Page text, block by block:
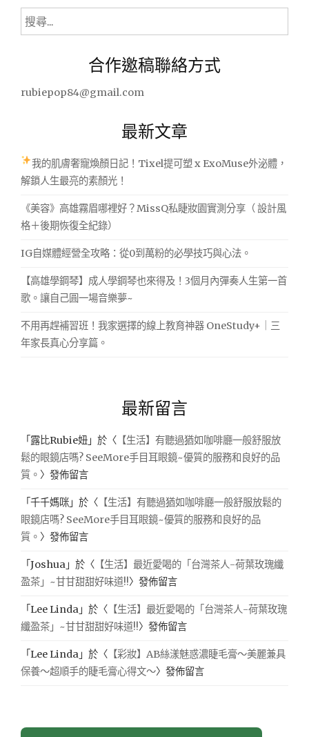
搜
尋
合作邀稿聯絡方式
rubiepop84@gmail.com
最新文章
我的肌膚奢寵煥顏日記！Tixel提可塑 x ExoMuse外泌體，
解鎖人生最亮的素顏光！
《美容》高雄霧眉哪裡好？MissQ私睫妝園實測分享（ 設計風
格＋後期恢復全紀錄）
IG自媒體經營全攻略：從0到萬粉的必學技巧與心法。
【高雄學鋼琴】成人學鋼琴也來得及！3個月內彈奏人生第一首
歌。讓自己圓一場音樂夢~
不用再趕補習班！我家選擇的線上教育神器 OneStudy+｜三
年家長真心分享篇。
最新留言
「 露比Rubie妞 」於〈 【生活】有聽過猶如咖啡廳一般舒服放
鬆的眼鏡店嗎? SeeMore手目耳眼鏡~優質的服務和良好的品
質。 〉發佈留言
「千千媽咪 」於〈 【生活】有聽過猶如咖啡廳一般舒服放鬆的
眼鏡店嗎? SeeMore手目耳眼鏡~優質的服務和良好的品
質。 〉發佈留言
「Joshua 」於〈 【生活】最近愛喝的「台灣茶人-荷葉玫瑰纖
盈茶」~甘甘甜甜好味道!!〉發佈留言
「Lee Linda 」於〈 【生活】最近愛喝的「台灣茶人-荷葉玫瑰
纖盈茶」~甘甘甜甜好味道!!〉發佈留言
「Lee Linda 」於〈 【彩妝】AB絲漾魅惑濃睫毛膏～美麗兼具
保養～超順手的睫毛膏心得文～〉發佈留言